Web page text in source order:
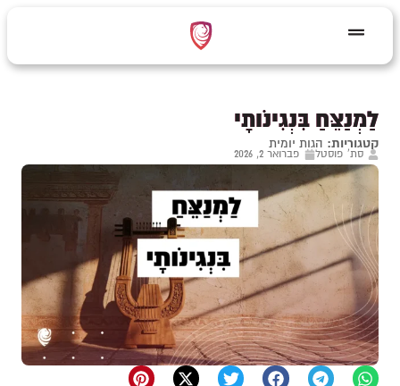
לַמְנַצֵּחַ בִּנְגִינֹותָי
קטגוריות: הגות יומית
סת' פוסטל פברואר 2, 2026